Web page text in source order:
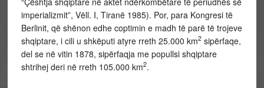
imperializmit”, Vëll. I, Tiranë 1985). Por, para Kongresi të
Berlinit, që shënon edhe coptimin e madh të parë të trojeve
shqiptare, i cili u shkëputi atyre rreth 25.000 km2sipërfaqe,
del se në vitin 1878, sipërfaqja me popullsi shqiptare
shtrihej deri në rreth 105.000 km2.